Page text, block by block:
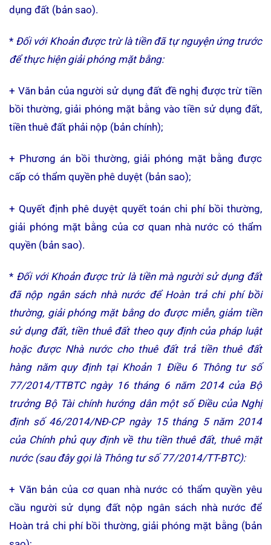
dụng đất (bản sao).
* Đối với Khoản được trừ là tiền đã tự nguyện ứng trước
để thực hiện giải phóng mặt bằng:
+ Văn bản của người sử dụng đất đề nghị được trừ tiền
bồi thường, giải phóng mặt bằng vào tiền sử dụng đất,
tiền thuê đất phải nộp (bản chính);
+ Phương án bồi thường, giải phóng mặt bằng được
cấp có thẩm quyền phê duyệt (bản sao);
+ Quyết định phê duyệt quyết toán chi phí bồi thường,
giải phóng mặt bằng của cơ quan nhà nước có thẩm
quyền (bản sao).
* Đối với Khoản được trừ là tiền mà người sử dụng đất
đã nộp ngân sách nhà nước để Hoàn trả chi phí bồi
thường, giải phóng mặt bằng do được miễn, giảm tiền
sử dụng đất, tiền thuê đất theo quy định của pháp luật
hoặc được Nhà nước cho thuê đất trả tiền thuê đất
hàng năm quy định tại Khoản 1 Điều 6 Thông tư số
77/2014/TTBTC ngày 16 tháng 6 năm 2014 của Bộ
trưởng Bộ Tài chính hướng dân một số Điều của Nghị
định số 46/2014/NĐ-CP ngày 15 tháng 5 năm 2014
của Chính phủ quy định về thu tiền thuê đất, thuê mặt
nước (sau đây gọi là Thông tư số 77/2014/TT-BTC):
+ Văn bản của cơ quan nhà nước có thẩm quyền yêu
cầu người sử dụng đất nộp ngân sách nhà nước để
Hoàn trả chi phí bồi thường, giải phóng mặt bằng (bản